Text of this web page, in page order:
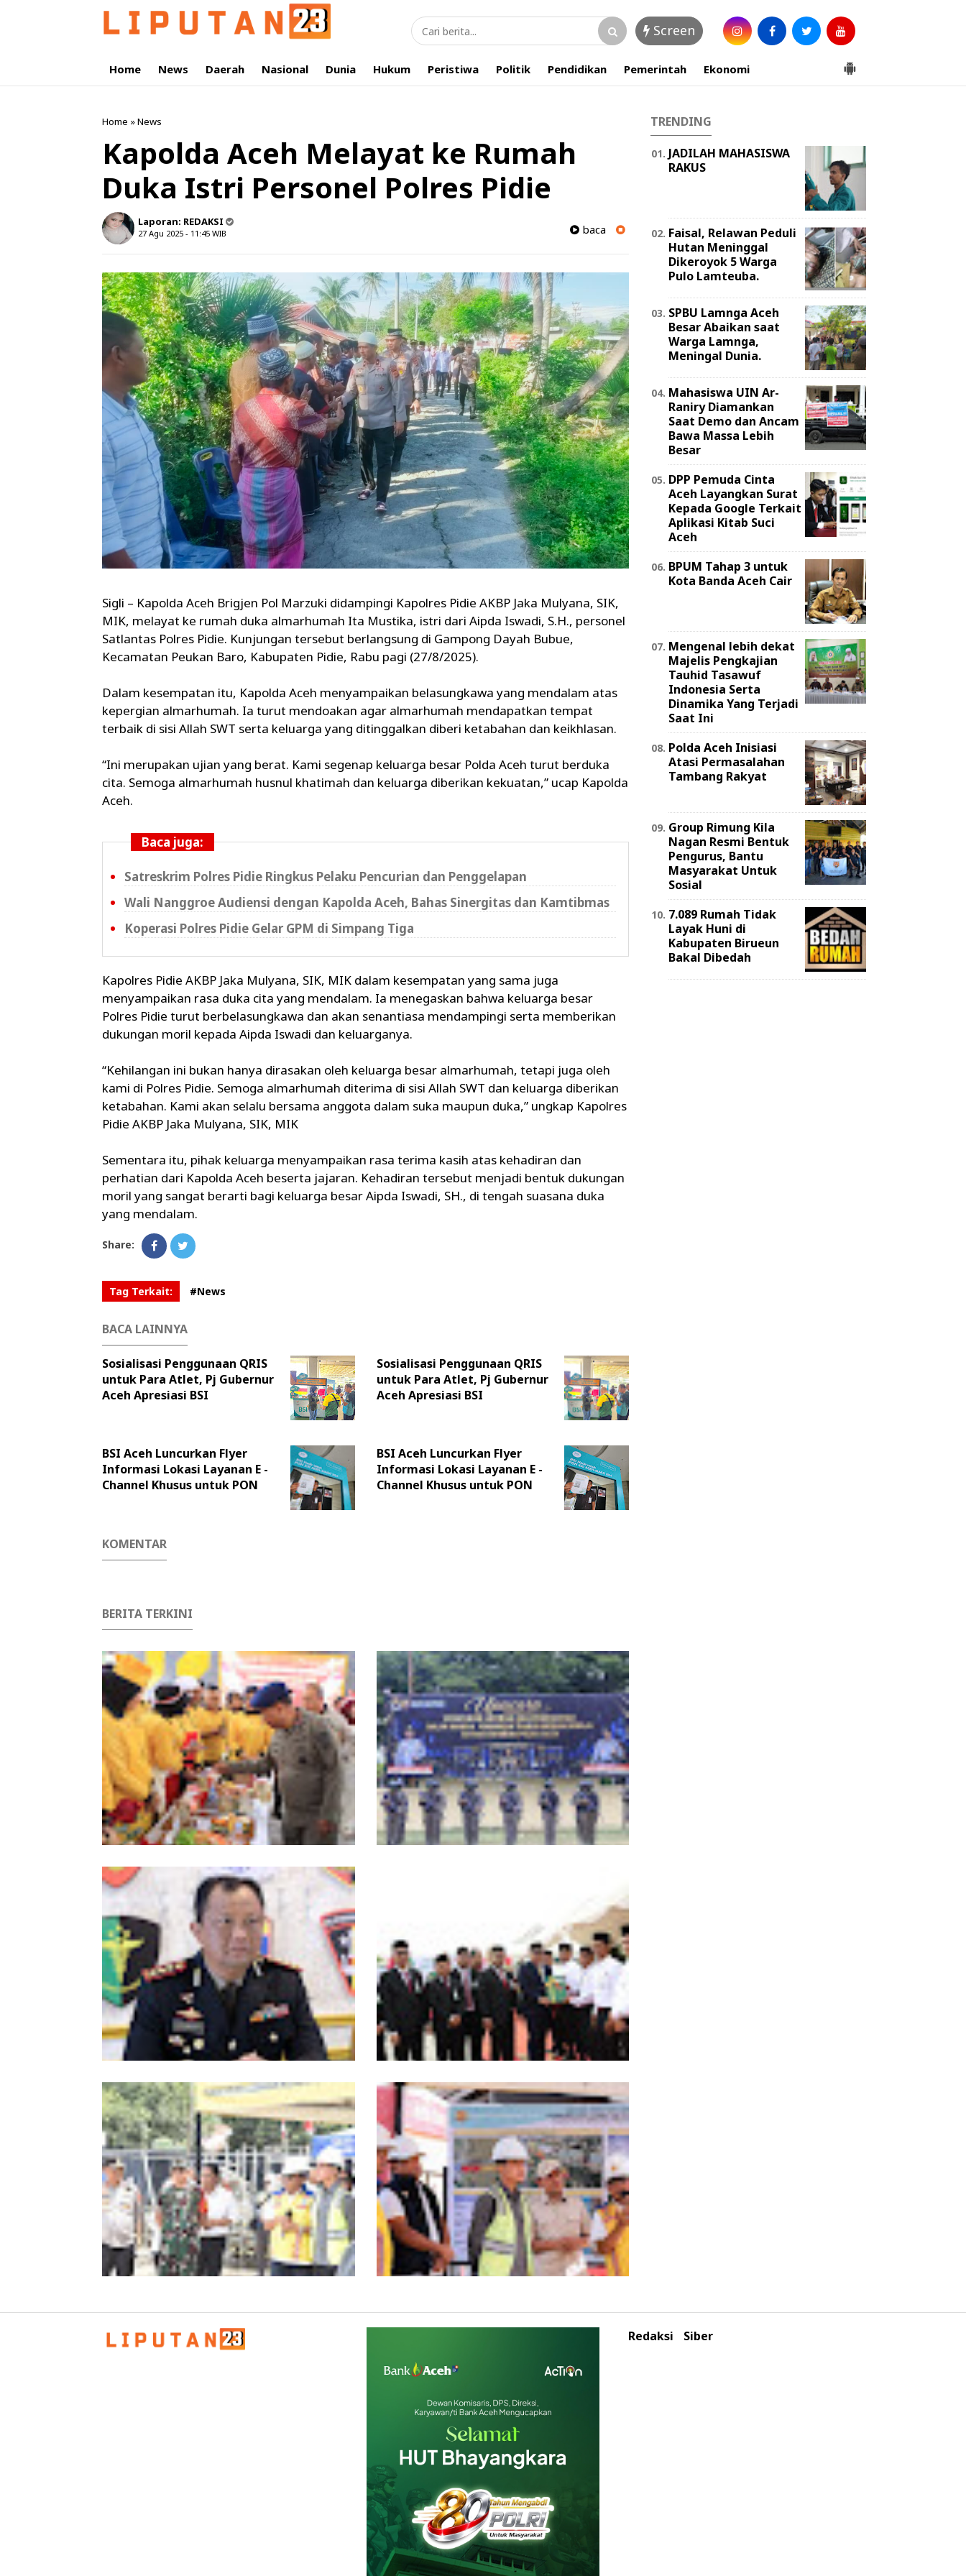
Screen
Home News Daerah Nasional Dunia Hukum Peristiwa Politik Pendidikan Pemerintah Ekonomi
Home »News
Kapolda Aceh Melayat ke Rumah
Duka Istri Personel Polres Pidie
Laporan: REDAKSI
27 Agu 2025 - 11:45 WIB baca
Sigli – Kapolda Aceh Brigjen Pol Marzuki didampingi Kapolres Pidie AKBP Jaka Mulyana, SIK,
MIK, melayat ke rumah duka almarhumah Ita Mustika, istri dari Aipda Iswadi, S.H., personel
Satlantas Polres Pidie. Kunjungan tersebut berlangsung di Gampong Dayah Bubue,
Kecamatan Peukan Baro, Kabupaten Pidie, Rabu pagi (27/8/2025).
Dalam kesempatan itu, Kapolda Aceh menyampaikan belasungkawa yang mendalam atas
kepergian almarhumah. Ia turut mendoakan agar almarhumah mendapatkan tempat
terbaik di sisi Allah SWT serta keluarga yang ditinggalkan diberi ketabahan dan keikhlasan.
“Ini merupakan ujian yang berat. Kami segenap keluarga besar Polda Aceh turut berduka
cita. Semoga almarhumah husnul khatimah dan keluarga diberikan kekuatan,” ucap Kapolda
Aceh.
Baca juga:
Satreskrim Polres Pidie Ringkus Pelaku Pencurian dan Penggelapan
Wali Nanggroe Audiensi dengan Kapolda Aceh, Bahas Sinergitas dan Kamtibmas
Koperasi Polres Pidie Gelar GPM di Simpang Tiga
Kapolres Pidie AKBP Jaka Mulyana, SIK, MIK dalam kesempatan yang sama juga
menyampaikan rasa duka cita yang mendalam. Ia menegaskan bahwa keluarga besar
Polres Pidie turut berbelasungkawa dan akan senantiasa mendampingi serta memberikan
dukungan moril kepada Aipda Iswadi dan keluarganya.
“Kehilangan ini bukan hanya dirasakan oleh keluarga besar almarhumah, tetapi juga oleh
kami di Polres Pidie. Semoga almarhumah diterima di sisi Allah SWT dan keluarga diberikan
ketabahan. Kami akan selalu bersama anggota dalam suka maupun duka,” ungkap Kapolres
Pidie AKBP Jaka Mulyana, SIK, MIK
Sementara itu, pihak keluarga menyampaikan rasa terima kasih atas kehadiran dan
perhatian dari Kapolda Aceh beserta jajaran. Kehadiran tersebut menjadi bentuk dukungan
moril yang sangat berarti bagi keluarga besar Aipda Iswadi, SH., di tengah suasana duka
yang mendalam.
Share:
Tag Terkait: #News
BACA LAINNYA
Sosialisasi Penggunaan QRIS
untuk Para Atlet, Pj Gubernur
Aceh Apresiasi BSI
Sosialisasi Penggunaan QRIS
untuk Para Atlet, Pj Gubernur
Aceh Apresiasi BSI
BSI Aceh Luncurkan Flyer
Informasi Lokasi Layanan E -
Channel Khusus untuk PON
BSI Aceh Luncurkan Flyer
Informasi Lokasi Layanan E -
Channel Khusus untuk PON
KOMENTAR
BERITA TERKINI
Meriahkan HUT Ke-81 Kemerdekaan RI,
Polda Aceh Gelar Lomba Memasak Nasi
Goreng dan Aneka Minuman
Kapolda Aceh Tutup Pembinaan Tradisi
dan Pembaretan 65 Bintara Remaja
Satbrimob Polda Aceh
Kombes Andi Kirana Diperiksa Mabes
Polri, Kapolda Tunjuk Kabid TIK sebagai
Pelaksana Tugas Kapolresta Banda Aceh
HUT ke-53 Bank Aceh: Momentum
Memperkuat Amanah, Menumbuhkan
Keberkahan Bagi Aceh
Kapolda Aceh Bersama Forkopimda
Kunjungi Aceh, Pastikan Pemulihan
Pascabencana Hidrometeorologi
TRENDING
JADILAH MAHASISWA
RAKUS
Faisal, Relawan Peduli
Hutan Meninggal
Dikeroyok 5 Warga
Pulo Lamteuba.
SPBU Lamnga Aceh
Besar Abaikan saat
Warga Lamnga,
Meningal Dunia.
Mahasiswa UIN Ar-
Raniry Diamankan
Saat Demo dan Ancam
Bawa Massa Lebih
Besar
DPP Pemuda Cinta
Aceh Layangkan Surat
Kepada Google Terkait
Aplikasi Kitab Suci
Aceh
BPUM Tahap 3 untuk
Kota Banda Aceh Cair
Mengenal lebih dekat
Majelis Pengkajian
Tauhid Tasawuf
Indonesia Serta
Dinamika Yang Terjadi
Saat Ini
Polda Aceh Inisiasi
Atasi Permasalahan
Tambang Rakyat
Group Rimung Kila
Nagan Resmi Bentuk
Pengurus, Bantu
Masyarakat Untuk
Sosial
7.089 Rumah Tidak
Layak Huni di
Kabupaten Birueun
Bakal Dibedah
Redaksi Siber